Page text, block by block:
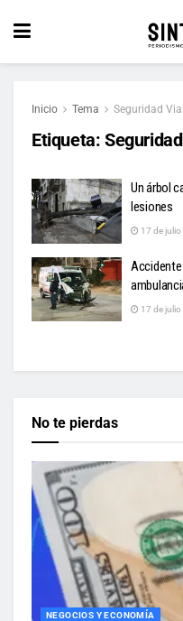
Inicio Tema Seguridad Vial
Etiqueta:
Un árbol
lesiones
17 de
17 de
No te pierdas
NEGOCIOS Y ECONOMÍA